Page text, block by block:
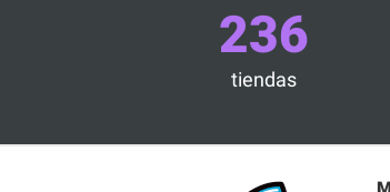
236
tiendas